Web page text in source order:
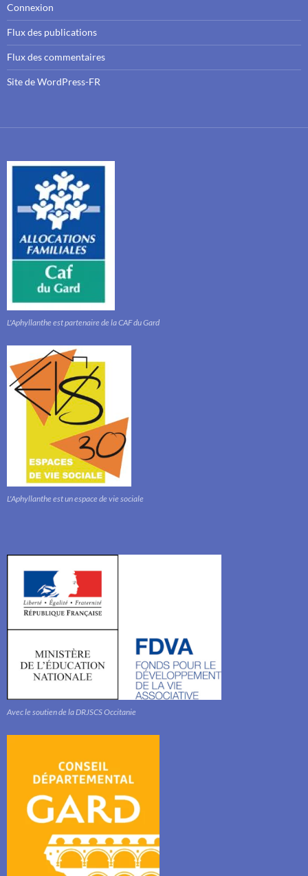
Connexion
Flux des publications
Flux des commentaires
Site de WordPress-FR
L'Aphyllanthe est partenaire de la CAF du Gard
L'Aphyllanthe est un espace de vie sociale
Avec le soutien de la DRJSCS Occitanie